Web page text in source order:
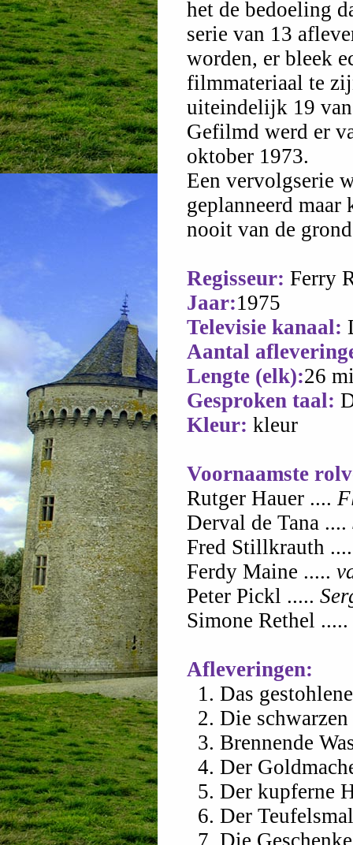
het de bedoeling
serie van 13
worden, er bleek
filmmateriaal te
uiteindelijk 19
Gefilmd werd er
oktober 1973.
Een vervolgserie
geplanneerd maar
nooit van de
Regisseur: Ferry
Jaar:1975
Televisie kanaal:
Aantal
Lengte (elk):26
Gesproken taal:
Kleur: kleur
Voornaamste
Rutger Hauer ....
Derval de Tana ....
Fred Stillkrauth
Ferdy Maine .....
Peter Pickl .....
Simone Rethel .....
Afleveringen:
1. Das
2. Die
3. Brennende
4. Der
5. Der kupferne
6. Der
7. Die